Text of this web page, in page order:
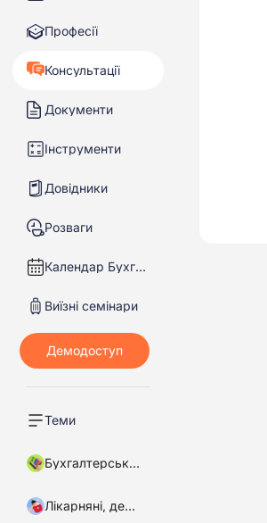
Професії
Консультації
Документи
Інструменти
Довідники
Розваги
Календар Бухгалтера
Виїзні семінари
Теми
Бухгалтерський облік
Лікарняні, декретні